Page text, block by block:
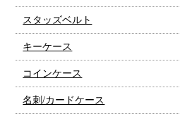
スタッズベルト
キーケース
コインケース
名刺/カードケース